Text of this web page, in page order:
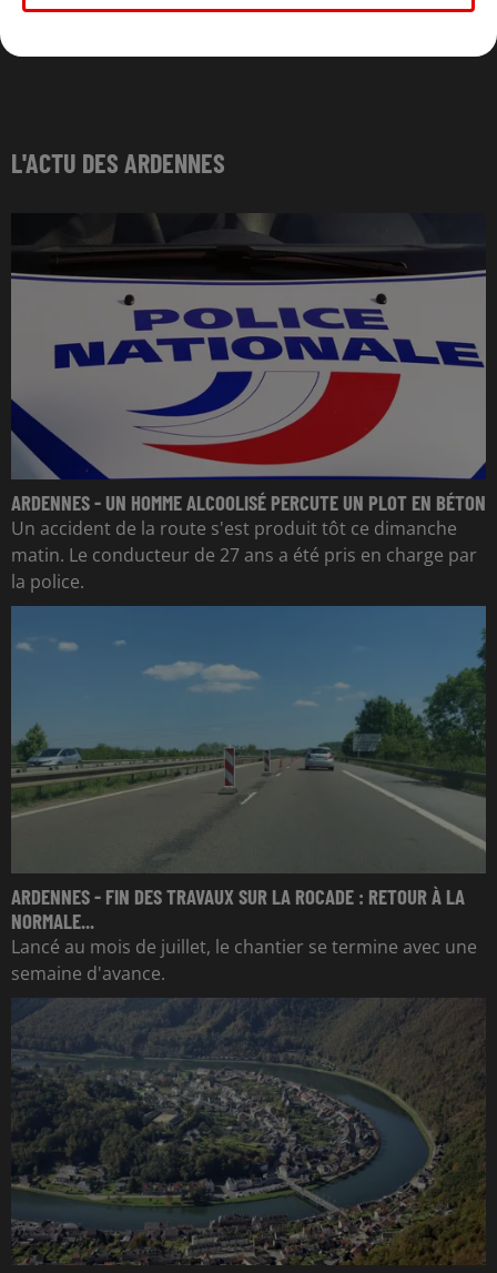
L'ACTU DES ARDENNES
ARDENNES - UN HOMME ALCOOLISÉ PERCUTE UN PLOT EN BÉTON
Un accident de la route s'est produit tôt ce dimanche
matin. Le conducteur de 27 ans a été pris en charge par
la police.
ARDENNES - FIN DES TRAVAUX SUR LA ROCADE : RETOUR À LA
NORMALE...
Lancé au mois de juillet, le chantier se termine avec une
semaine d'avance.